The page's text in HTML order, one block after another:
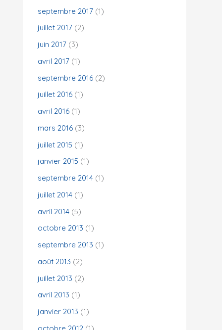
septembre 2017 (1)
juillet 2017 (2)
juin 2017 (3)
avril 2017 (1)
septembre 2016 (2)
juillet 2016 (1)
avril 2016 (1)
mars 2016 (3)
juillet 2015 (1)
janvier 2015 (1)
septembre 2014 (1)
juillet 2014 (1)
avril 2014 (5)
octobre 2013 (1)
septembre 2013 (1)
août 2013 (2)
juillet 2013 (2)
avril 2013 (1)
janvier 2013 (1)